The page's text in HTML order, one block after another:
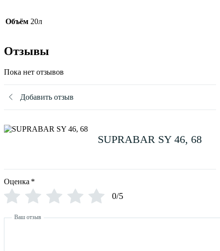
Объём 20л
Отзывы
Пока нет отзывов
Добавить отзыв
SUPRABAR SY 46, 68
Оценка *
0/5
Ваш отзыв